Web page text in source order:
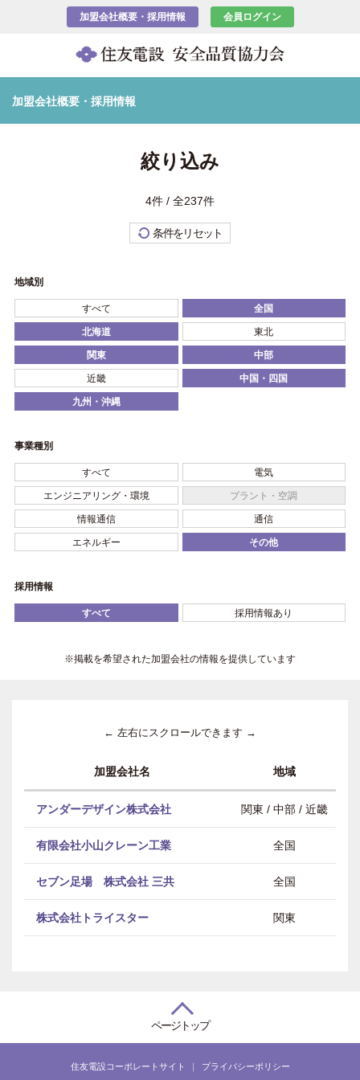
加盟会社概要・採用情報 会員ログイン
加盟会社概要・採用情報
絞り込み
4件 / 全237件
条件をリセット
地域別
すべて 全国
北海道 東北
関東 中部
近畿 中国・四国
九州・沖縄
事業種別
すべて 電気
エンジニアリング・環境 プラント・空調
情報通信 通信
エネルギー その他
採用情報
すべて 採用情報あり
※掲載を希望された加盟会社の情報を提供しています
← 左右にスクロールできます →
加盟会社名 地域
アンダーデザイン株式会社 関東 / 中部 / 近畿
有限会社小山クレーン工業 全国
セブン足場 株式会社 三共 全国
株式会社トライスター 関東
ページトップ
住友電設コーポレートサイト プライバシーポリシー